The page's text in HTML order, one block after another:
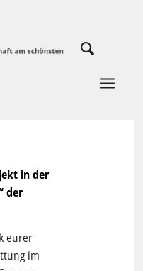
in der
der
eurer
im